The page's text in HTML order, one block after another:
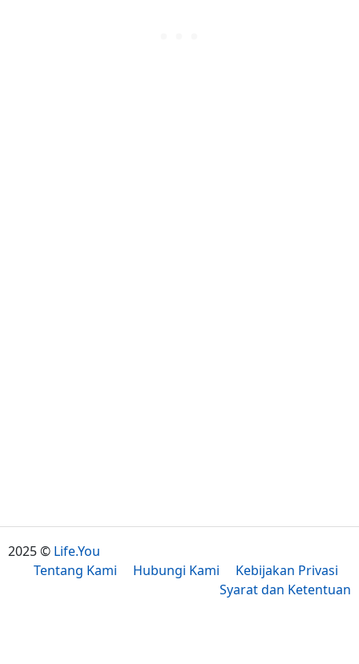
2025 © Life.You
Tentang Kami
Hubungi Kami
Kebijakan Privasi
Syarat dan Ketentuan